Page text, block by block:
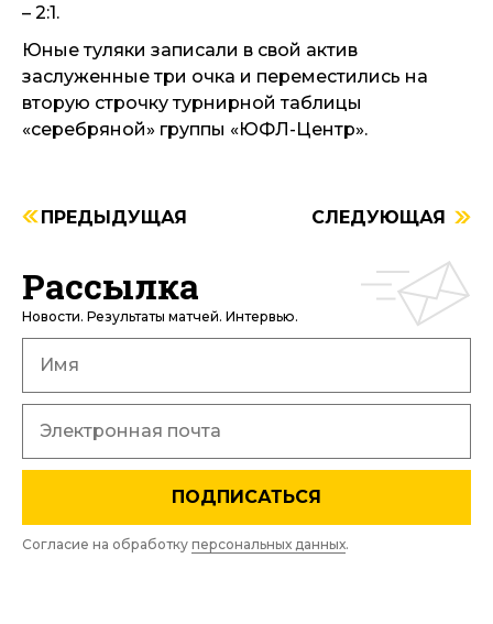
– 2:1.
Юные туляки записали в свой актив
заслуженные три очка и переместились на
вторую строчку турнирной таблицы
«серебряной» группы «ЮФЛ-Центр».
ПРЕДЫДУЩАЯ СЛЕДУЮЩАЯ
Рассылка
Новости. Результаты матчей. Интервью.
ПОДПИСАТЬСЯ
Согласие на обработку персональных данных.